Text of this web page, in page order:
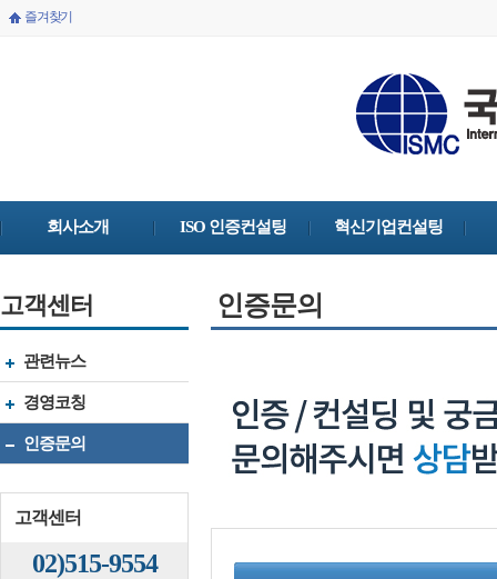
즐겨찾기
회사소개 ISO 인증컨설팅 혁신기업컨설팅
고객센터
관련뉴스
경영코칭
인증문의
고객센터
02)515-9554
인증문의